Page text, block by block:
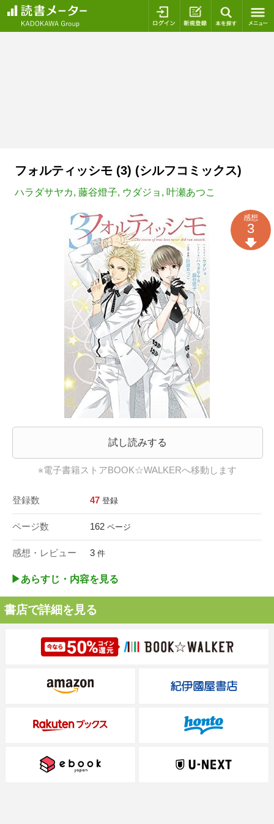
ログイン 新規登録
フォルティッシモ (3) (シルフコミックス)
ハラダサヤカ, 藤谷燈子, ウダジョ , 叶瀬あつこ
試し読みする
※電子書籍ストアBOOK☆WALKERへ移動します
登録数 47 登録
ページ数 162 ページ
感想・レビュー 3 件
感想
3
▶︎あらすじ・内容を見る
書店で詳細を見る